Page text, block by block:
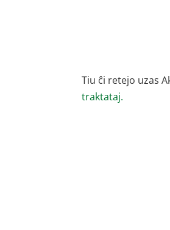
Tiu ĉi retejo uzas
traktataj.